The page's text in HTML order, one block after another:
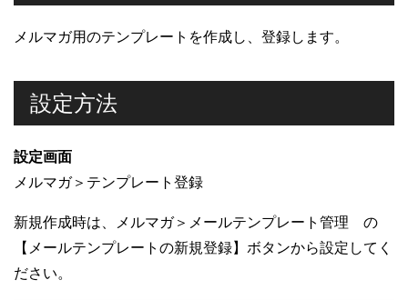
メルマガ用のテンプレートを作成し、登録します。
設定方法
設定画面
メルマガ＞テンプレート登録
新規作成時は、メルマガ＞メールテンプレート管理 の
【メールテンプレートの新規登録】ボタンから設定してく
ださい。